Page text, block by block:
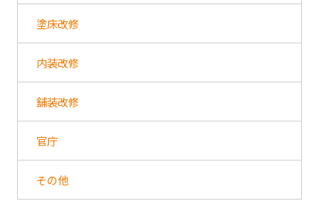
塗床改修
内装改修
舗装改修
官庁
その他